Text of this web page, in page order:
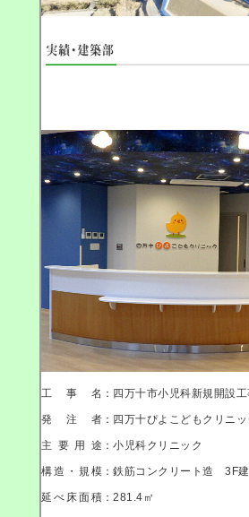
工事名 ：四万十市小児科新規開設
発注者 ：四万十ぴよこどもクリニッ
主要用途 ：小児科クリニック
構造・規模 ：鉄筋コンクリート造 3F
延べ床面積 ：281.4㎡